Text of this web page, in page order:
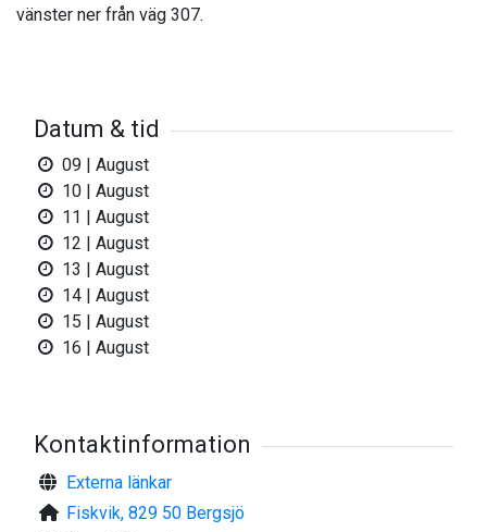
vänster ner från väg 307.
Datum & tid
09 | August
10 | August
11 | August
12 | August
13 | August
14 | August
15 | August
16 | August
Kontaktinformation
Externa länkar
Fiskvik, 829 50 Bergsjö